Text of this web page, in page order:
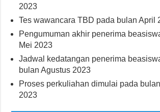
2023
Tes wawancara TBD pada bulan April
Pengumuman akhir penerima
Mei 2023
Jadwal kedatangan penerima
bulan Agustus 2023
Proses perkuliahan dimulai pada
2023